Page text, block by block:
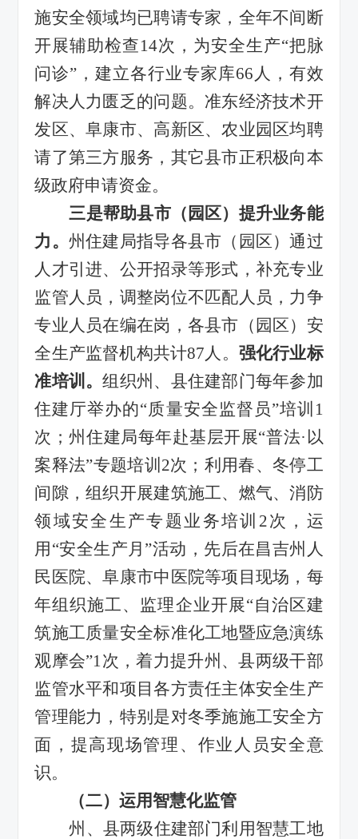
施安全领域均已聘请专家，全年不间断
开展辅助检查14次 ，为安全生产“把脉
问诊” ，建立各行业专家库66 人，有效
解决人力匮乏的问题。准东经济技术开
发区、阜康市、高新区、农业园区均聘
请了第三方服务 ，其它县市正积极向本
级政府申请资金。
三是帮助县市（园区） 提升业务能
力 。 州住建局指导各县市（园区）通过
人才引进、公开招录等形式，补充专业
监管人员，调整岗位不匹配人员， 力争
专业人员在编在岗 ，各县市（园区） 安
全生产监督机构共计87人。 强化行业标
准培训。组织州、县住建部门每年参加
住建厅举办的“质量安全监督员”培训 1
次 ；州住建局每年赴基层开展“普法· 以
案释法”专题培训 2次；利用春、冬停工
间隙，组织开展建筑施工、燃气、消防
领域安全生产专题业务培训 2次， 运
用 “安全生产月 ”活动，先后在昌吉州人
民医院、阜康市中医院等项目现场 ， 每
年组织施工、监理企业开展“自治区建
筑施工质量安全标准化工地暨应急演练
观摩会”1次 ，着力提升州、县两级干部
监管水平和项目各方责任主体安全生产
管理能力 ，特别是对冬季施施工安全方
面，提高现场管理、作业人员安全意
识。
（二）运用智慧化监管
州、县两级住建部门利用智慧工地